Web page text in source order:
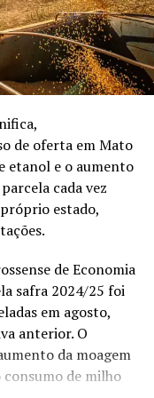
o
cartório é
familiar. O
legal e
jurídica da
e agilidade na
.
artificial e revisão
exige
financia terras;
Rural.
Se não
vem
homens solteiros são
de oferta em Mato
etanol e o aumento
cada vez
estado,
de Economia
safra 2024/25 foi
em agosto,
anterior. O
da moagem
consumo de milho